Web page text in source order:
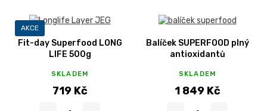
AKCE
Fit-day Superfood LONG
LIFE 500g
719 Kč
SKLADEM
Balíček SUPERFOOD plný
antioxidantů
1 849 Kč
SKLADEM